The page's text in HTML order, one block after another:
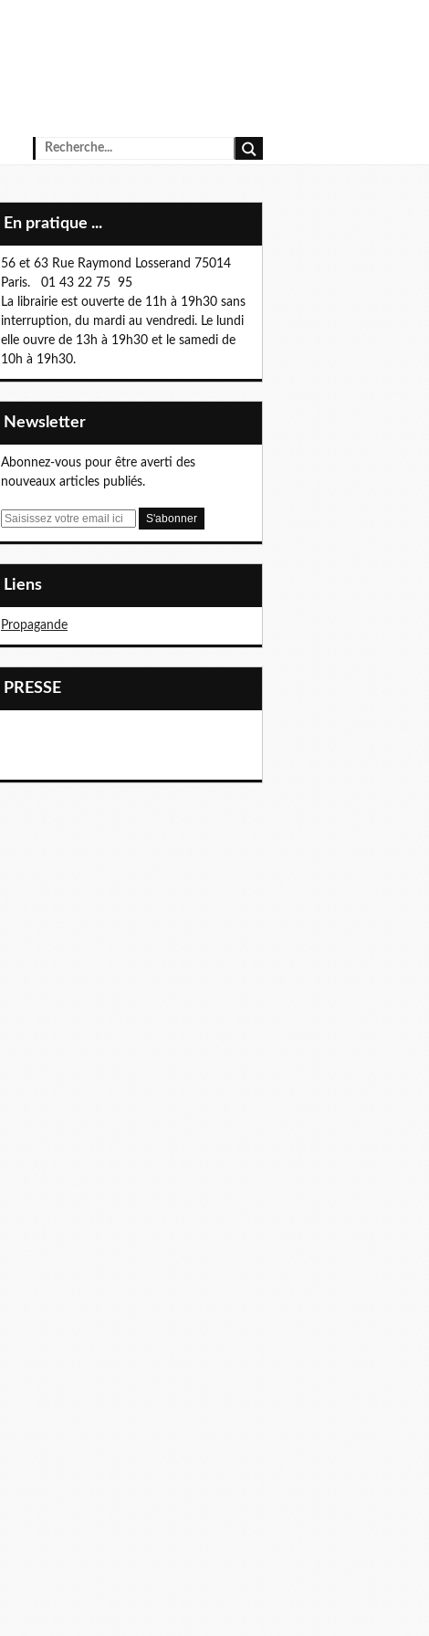
En pratique ...
56 et 63 Rue Raymond Losserand 75014
Paris. 01 43 22 75 95
La librairie est ouverte de 11h à 19h30 sans
interruption, du mardi au vendredi. Le lundi
elle ouvre de 13h à 19h30 et le samedi de
10h à 19h30.
Newsletter
Abonnez-vous pour être averti des
nouveaux articles publiés.
E
Liens
Propagande
PRESSE